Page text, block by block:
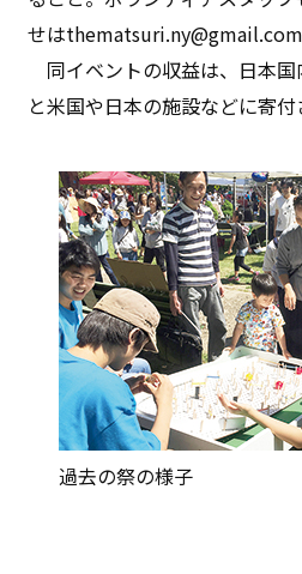
せはthematsuri.ny@gmail.com
同イベントの収益は、日本
と米国や日本の施設などに寄付
過去の祭の様子